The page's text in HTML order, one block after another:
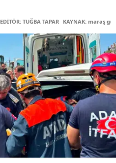
EDİTÖR: TUĞBA TAPAR KAYNAK: maraş